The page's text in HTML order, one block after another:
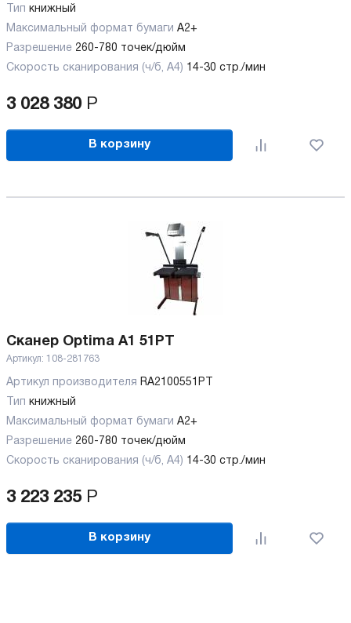
Тип книжный
Максимальный формат бумаги А2+
Разрешение 260-780 точек/дюйм
Скорость сканирования (ч/б, А4) 14-30 стр./мин
3 028 380 Р
В корзину
Сканер Optima A1 51PT
Артикул: 108-281763
Артикул производителя RA2100551PT
Тип книжный
Максимальный формат бумаги А2+
Разрешение 260-780 точек/дюйм
Скорость сканирования (ч/б, А4) 14-30 стр./мин
3 223 235 Р
В корзину